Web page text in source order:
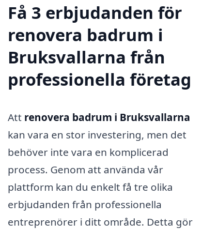
Få 3 erbjudanden för
renovera badrum i
Bruksvallarna från
professionella företag
Att renovera badrum i Bruksvallarna
kan vara en stor investering, men det
behöver inte vara en komplicerad
process. Genom att använda vår
plattform kan du enkelt få tre olika
erbjudanden från professionella
entreprenörer i ditt område. Detta gör